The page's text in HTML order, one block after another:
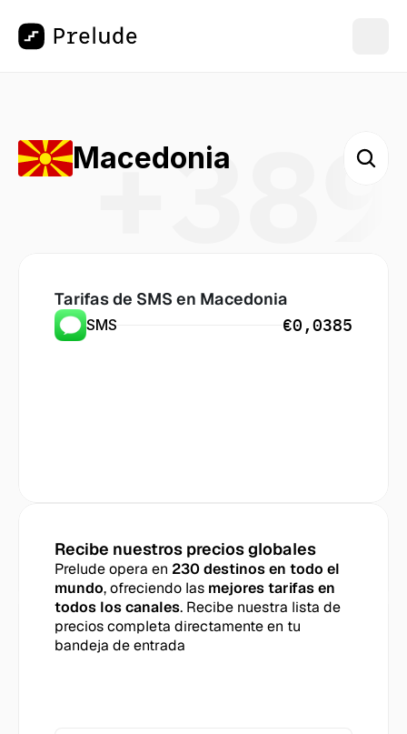
+389
Macedonia
Tarifas de SMS en Macedonia
SMS €0,0385
Recibe nuestros precios globales
Prelude opera en 230 destinos en todo el
mundo, ofreciendo las mejores tarifas en
todos los canales. Recibe nuestra lista de
precios completa directamente en tu
bandeja de entrada